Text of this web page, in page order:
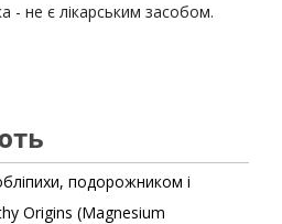
- не є лікарським засобом.
подорожником і
Origins (Magnesium